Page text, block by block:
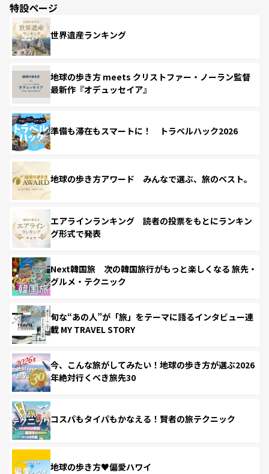
特設ページ
世界遺産ランキング
地球の歩き方 meets クリストファー・ノーラン監督
最新作『オデュッセイア』
準備も滞在もスマートに！ トラベルハック2026
地球の歩き方アワード みんなで選ぶ、旅のベスト。
エアラインランキング 読者の投票をもとにランキン
グ形式で発表
Next韓国旅 次の韓国旅行がもっと楽しくなる 旅先・
グルメ・テクニック
旬な“あの人”が「旅」をテーマに語るインタビュー連
載 MY TRAVEL STORY
今、こんな旅がしてみたい！地球の歩き方が選ぶ2026
年絶対行くべき旅先30
コスパもタイパもかなえる！賢者の旅テクニック
地球の歩き方♥偏愛ハワイ